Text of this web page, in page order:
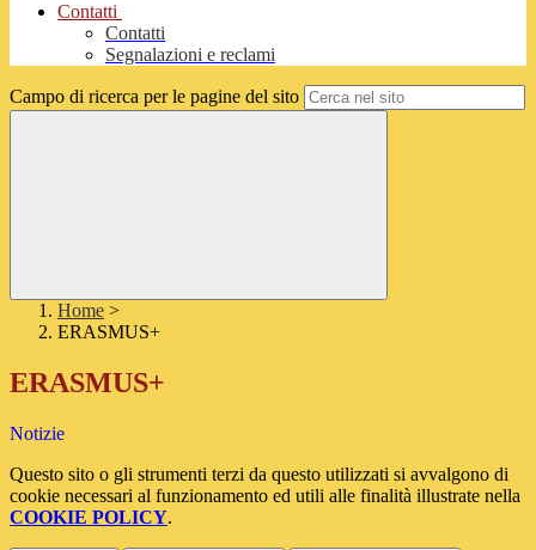
Contatti
Contatti
Segnalazioni e reclami
Campo di ricerca per le pagine del sito
Home >
ERASMUS+
ERASMUS+
Notizie
Questo sito o gli strumenti terzi da questo utilizzati si avvalgono di
cookie necessari al funzionamento ed utili alle finalità illustrate nella
COOKIE POLICY.